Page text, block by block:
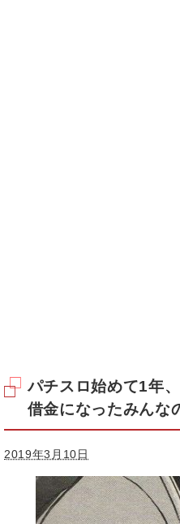
パチスロ始めて1年
借金になったみんな
2019年3月10日